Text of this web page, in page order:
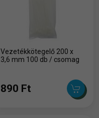
Vezetékkötegelő 200 x
3,6 mm 100 db / csomag
890 Ft